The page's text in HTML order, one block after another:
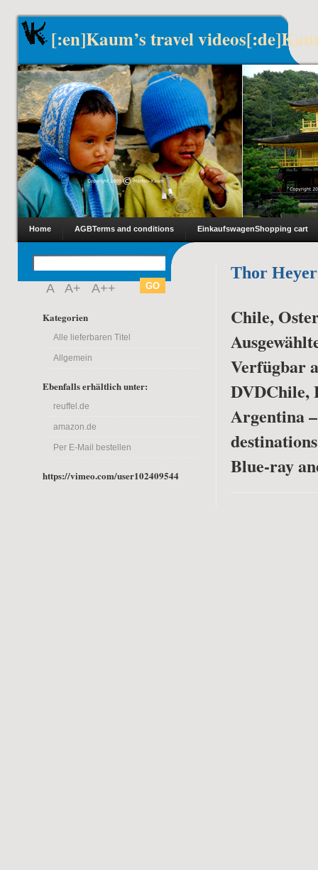
[:en]Kaum’s travel
Home AGBTerms and conditions EinkaufswagenShopping cart
A A+ A++
Kategorien
Alle lieferbaren Titel
Allgemein
Ebenfalls erhältlich unter:
reuffel.de
amazon.de
Per E-Mail bestellen
https://vimeo.com/user102409544
Thor
Chile,
Verfügbar
DVDChile,
Argentina
Blue-ray